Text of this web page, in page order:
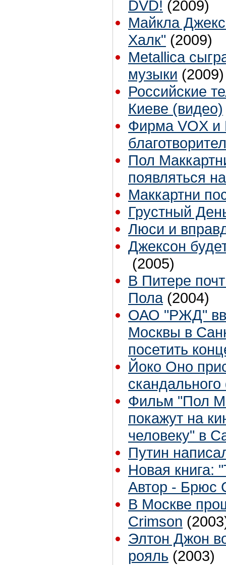
DVD! (2009)
Майкла
Халк" (2009)
Metallica
музыки (2009)
Российские
Киеве (видео)
Фирма VOX и
Пол
появляться
Маккартни
Грустный
Люси и
Джексон
(2005)
В Питере
Пола (2004)
ОАО "РЖД"
Москвы в
посетить
Йоко Оно
Фильм "Пол
покажут на
человеку" в
Путин
Новая книга:
Автор - Брюс
В Москве
Crimson
Элтон Джон
рояль (2003)